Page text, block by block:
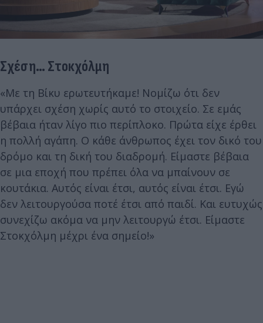
Σχέση… Στοκχόλμη
«Με τη Βίκυ ερωτευτήκαμε! Νομίζω ότι δεν
υπάρχει σχέση χωρίς αυτό το στοιχείο. Σε εμάς
βέβαια ήταν λίγο πιο περίπλοκο. Πρώτα είχε έρθει
η πολλή αγάπη. Ο κάθε άνθρωπος έχει τον δικό του
δρόμο και τη δική του διαδρομή. Είμαστε βέβαια
σε μια εποχή που πρέπει όλα να μπαίνουν σε
κουτάκια. Αυτός είναι έτσι, αυτός είναι έτσι. Εγώ
δεν λειτουργούσα ποτέ έτσι από παιδί. Και ευτυχώς
συνεχίζω ακόμα να μην λειτουργώ έτσι. Είμαστε
Στοκχόλμη μέχρι ένα σημείο!»